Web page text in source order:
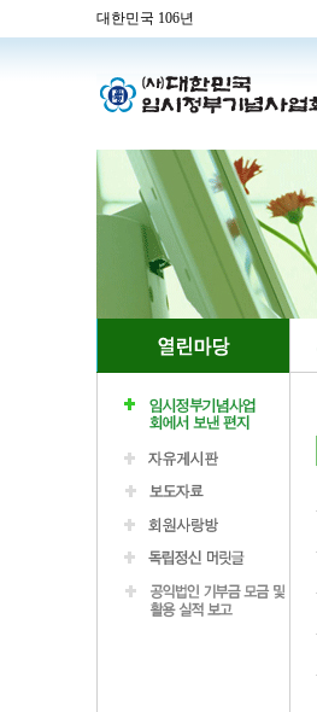
대한민국 106년